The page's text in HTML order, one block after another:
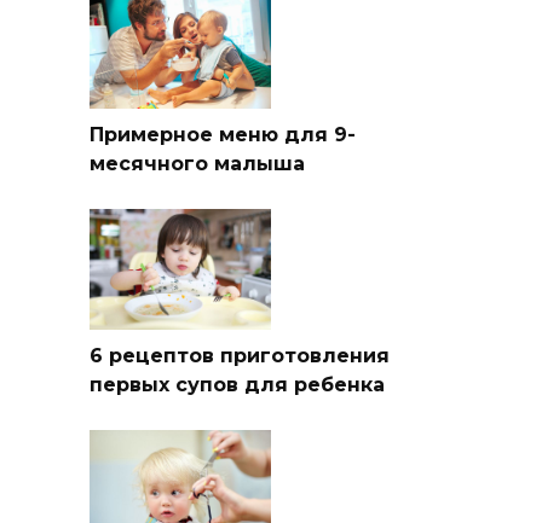
Примерное меню для 9-
месячного малыша
6 рецептов приготовления
первых супов для ребенка